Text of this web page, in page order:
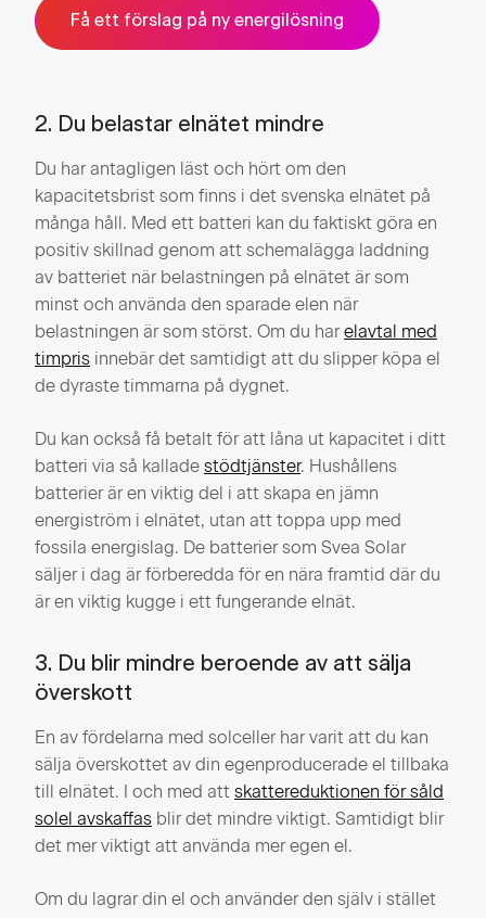
Få ett förslag på ny energilösning
2. Du belastar elnätet mindre
Du har antagligen läst och hört om den
kapacitetsbrist som finns i det svenska elnätet på
många håll. Med ett batteri kan du faktiskt göra en
positiv skillnad genom att schemalägga laddning
av batteriet när belastningen på elnätet är som
minst och använda den sparade elen när
belastningen är som störst. Om du harelavtal med
timpris innebär det samtidigt att du slipper köpa el
de dyraste timmarna på dygnet.
Du kan också få betalt för att låna ut kapacitet i ditt
batteri via så kallade stödtjänster. Hushållens
batterier är en viktig del i att skapa en jämn
energiström i elnätet, utan att toppa upp med
fossila energislag. De batterier som Svea Solar
säljer i dag är förberedda för en nära framtid där du
är en viktig kugge i ett fungerande elnät.
3. Du blir mindre beroende av att sälja
överskott
En av fördelarna med solceller har varit att du kan
sälja överskottet av din egenproducerade el tillbaka
till elnätet. I och med att skattereduktionen för såld
solel avskaffas blir det mindre viktigt. Samtidigt blir
det mer viktigt att använda mer egen el.
Om du lagrar din el och använder den själv i stället